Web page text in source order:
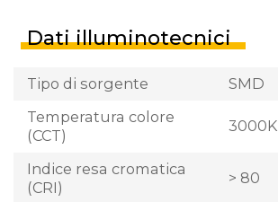
Dati illuminotecnici
Tipo di sorgente
SMD
Temperatura colore
(CCT)
3000K
Indice resa cromatica
(CRI)
> 80